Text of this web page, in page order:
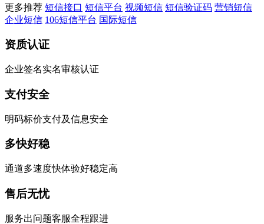
更多推荐 短信接口 短信平台 视频短信 短信验证码 营销短信
企业短信 106短信平台 国际短信
资质认证
企业签名实名审核认证
支付安全
明码标价支付及信息安全
多快好稳
通道多速度快体验好稳定高
售后无忧
服务出问题客服全程跟进